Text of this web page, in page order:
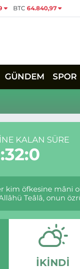
BTC 64.840,97
GÜNDEM SPOR
KALAN SÜRE
kim öfkesine
Teâlâ, onun
İKINDI